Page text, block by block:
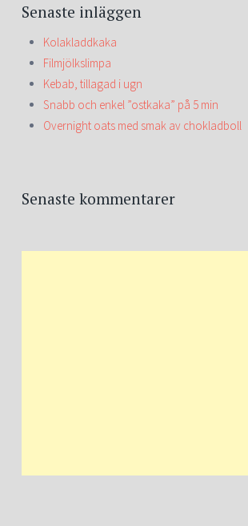
Senaste inläggen
Kolakladdkaka
Filmjölkslimpa
Kebab, tillagad i ugn
Snabb och enkel ”ostkaka” på 5 min
Overnight oats med smak av chokladboll
Senaste kommentarer